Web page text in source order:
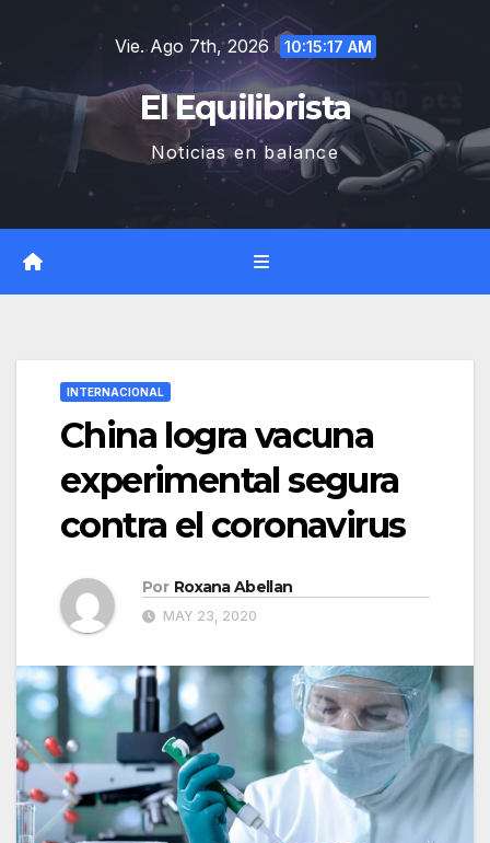
contenido
Vie. Ago 7th, 2026 10:15:17 AM
El Equilibrista
Noticias en balance
INTERNACIONAL
China logra vacuna
experimental segura
contra el coronavirus
Por Roxana Abellan
MAY 23, 2020